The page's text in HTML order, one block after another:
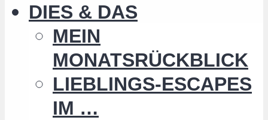
DIES & DAS
MEIN
MONATSRÜCKBLICK
LIEBLINGS-ESCAPES
IM …